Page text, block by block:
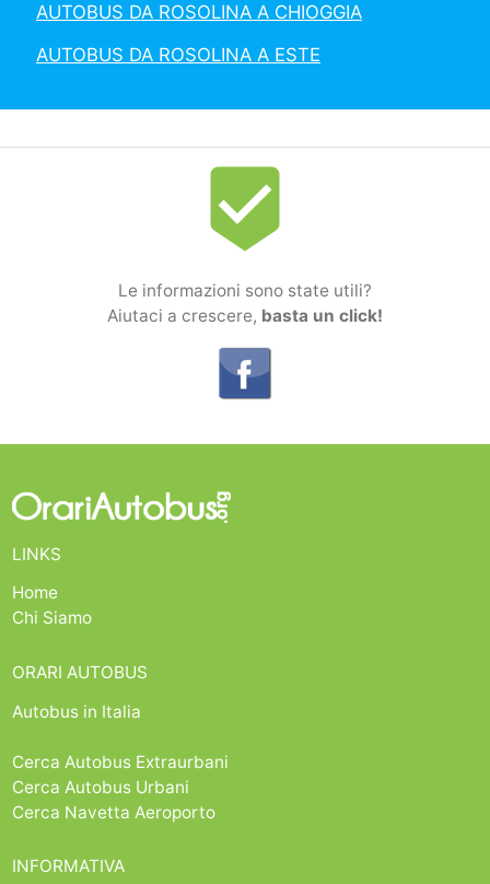
AUTOBUS DA ROSOLINA A CHIOGGIA
AUTOBUS DA ROSOLINA A ESTE
beenhere
Le informazioni sono state utili?
Aiutaci a crescere, basta un click!
LINKS
Home
Chi Siamo
ORARI AUTOBUS
Autobus in Italia
Cerca Autobus Extraurbani
Cerca Autobus Urbani
Cerca Navetta Aeroporto
INFORMATIVA